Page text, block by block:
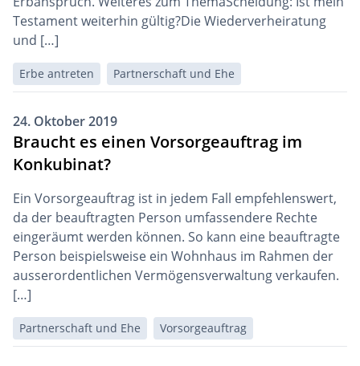
Testament weiterhin gültig?Die Wiederverheiratung
und […]
Erbe antreten Partnerschaft und Ehe
24. Oktober 2019
Braucht es einen Vorsorgeauftrag im
Konkubinat?
Ein Vorsorgeauftrag ist in jedem Fall empfehlenswert,
da der beauftragten Person umfassendere Rechte
eingeräumt werden können. So kann eine beauftragte
Person beispielsweise ein Wohnhaus im Rahmen der
ausserordentlichen Vermögensverwaltung verkaufen.
[…]
Partnerschaft und Ehe Vorsorgeauftrag